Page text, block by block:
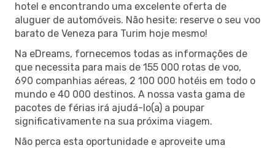
hotel e encontrando uma excelente oferta de
aluguer de automóveis. Não hesite: reserve o seu voo
barato de Veneza para Turim hoje mesmo!
Na eDreams, fornecemos todas as informações de
que necessita para mais de 155 000 rotas de voo,
690 companhias aéreas, 2 100 000 hotéis em todo o
mundo e 40 000 destinos. A nossa vasta gama de
pacotes de férias irá ajudá-lo(a) a poupar
significativamente na sua próxima viagem.
Não perca esta oportunidade e aproveite uma